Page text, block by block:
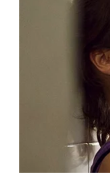
WN
MAJALENGKA